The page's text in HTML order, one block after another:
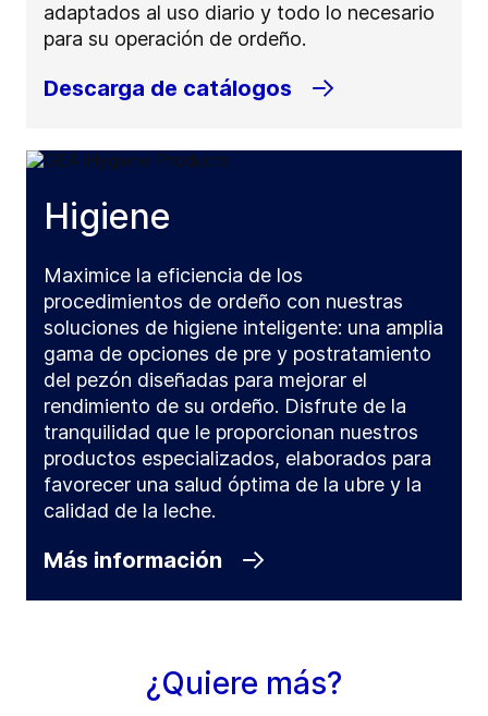
adaptados al uso diario y todo lo necesario
para su operación de ordeño.
Descarga de catálogos
Higiene
Maximice la eficiencia de los
procedimientos de ordeño con nuestras
soluciones de higiene inteligente: una amplia
gama de opciones de pre y postratamiento
del pezón diseñadas para mejorar el
rendimiento de su ordeño. Disfrute de la
tranquilidad que le proporcionan nuestros
productos especializados, elaborados para
favorecer una salud óptima de la ubre y la
calidad de la leche.
Más información
¿Quiere más?